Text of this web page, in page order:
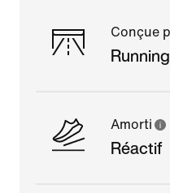
Conçue
Amorti
Réactif